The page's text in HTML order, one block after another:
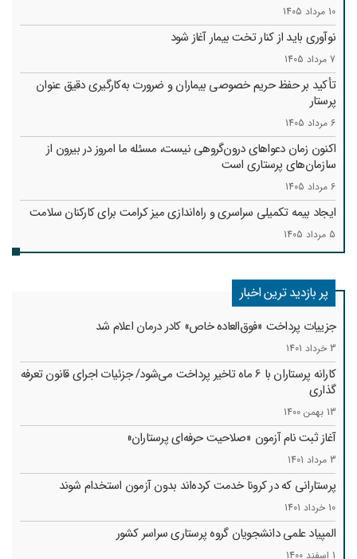
10 مرداد 1405
نوآوری باید از کنار تخت بیمار آغاز شود
7 مرداد 1405
تأکید بر حفظ حریم خصوصی بیماران و ضرورت به‌کارگیری دقیق عنوان
پرستار
6 مرداد 1405
اکنون زمان دعواهای درون‌گروهی نیست، مسئله ما امروز در بیرون از
سازمان‌های پرستاری است
6 مرداد 1405
ایجاد بیمه تکمیلی سراسری و راه‌اندازی میز کرامت برای کارکنان سلامت
5 مرداد 1405
پر بازدید ترین اخبار
جزییات پرداخت «فوق‌العاده خاص» کادر درمان اعلام شد
3 خرداد 1401
کارانه‌ پرستاران با 6 ماه تاخیر پرداخت می‌شود/ جزئیات اجرای قانون تعرفه
گذاری
13 بهمن 1400
آغاز ثبت نام آزمون «صلاحیت حرفه‌ای پرستاران»
3 مرداد 1401
پرستارانی که در کرونا خدمت کرد‌ه‌اند بدون آزمون استخدام شوند
10 خرداد 1401
المپیاد علمی دانشجویان گروه پرستاری سراسر کشور
1 اسفند 1400